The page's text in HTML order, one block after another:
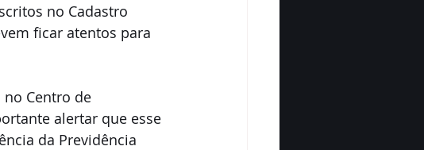
no Cadastro
ficar atentos para
Centro de
alertar que esse
da Previdência